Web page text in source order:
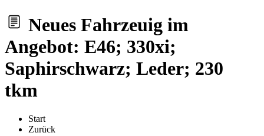
Neues Fahrzeuig im
Angebot: E46; 330xi;
Saphirschwarz; Leder; 230
tkm
Start
Zurück